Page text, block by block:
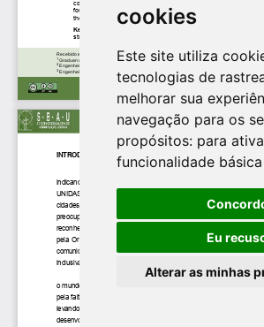
cookies
Este site utiliza
tecnologias de
melhorar sua
navegação para os
propósitos: para
funcionalidade
Eu
Alterar as minhas